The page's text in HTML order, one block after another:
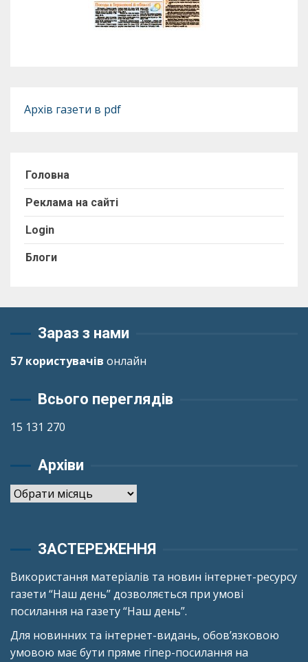
Архів газети в pdf
Головна
Реклама на сайті
Login
Блоги
Зараз з нами
57 користувачів онлайн
Всього переглядів
15 131 270
Архіви
Архіви
ЗАСТЕРЕЖЕННЯ
Використання матеріалів та новин інтернет-ресурсу
газети “Наш день” дозволяється при умові
посилання на газету “Наш день”.
Для новинних та інтернет-видань, обов’язковою
умовою має бути пряме гіпер-посилання на